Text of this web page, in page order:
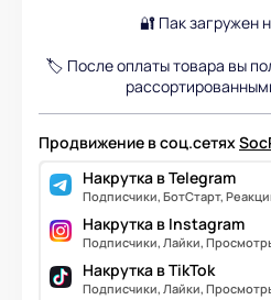
🔐 Пак загружен
🏷️ После оплаты товара вы
Продвижение в соц.сетях
Накрутка в Telegram
Подписчики, БотСтарт,
Накрутка в Instagram
Подписчики, Лайки,
Накрутка в TikTok
Подписчики, Лайки,